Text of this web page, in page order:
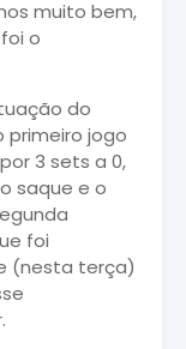
muito bem,
o
do
primeiro jogo
3 sets a 0,
saque e o
foi
(nesta terça)